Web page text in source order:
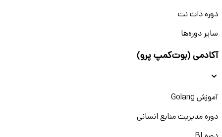
دوره دات نت
سایر دوره‌ها
آکادمی (بوت‌کمپ پرو)
آموزش Golang
دوره مدیریت منابع انسانی